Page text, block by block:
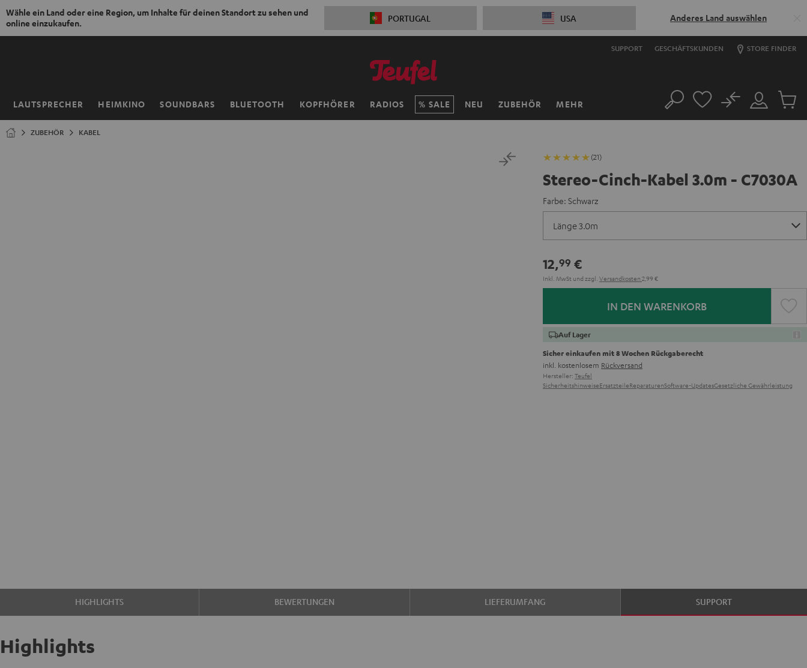
Wähle ein Land oder eine Region, um Inhalte für deinen Standort zu sehen und
online einzukaufen.
PORTUGAL USA Anderes Land auswählen
ZUM
SUPPORT GESCHÄFTSKUNDEN STORE FINDER
LAUTSPRECHER HEIMKINO SOUNDBARS BLUETOOTH KOPFHÖRER RADIOS SALE NEU ZUBEHÖR MEHR
Startseite Suche
Mein
Konto
No
Artikel
ZUBEHÖR KABEL
(21)
Stereo-Cinch-Kabel 3.0m - C7030A
Farbe: Schwarz
12,99 €
Inkl. MwSt und zzgl. Versandkosten 2,99 €
IN DEN WARENKORB
Auf Lager
Sicher einkaufen mit 8 Wochen Rückgaberecht
inkl. kostenlosem Rückversand
Hersteller: Teufel
SicherheitshinweiseErsatzteileReparaturenSoftware-UpdatesGesetzliche Gewährleistung
HIGHLIGHTS BEWERTUNGEN LIEFERUMFANG SUPPORT
Highlights